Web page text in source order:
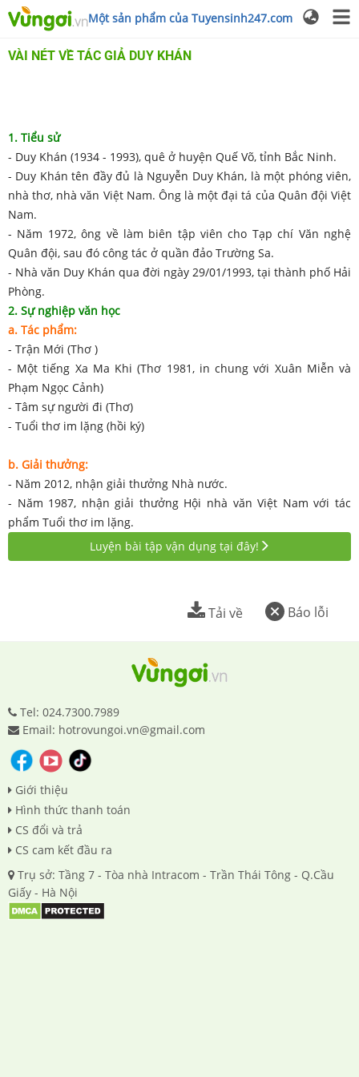
Một sản phẩm của Tuyensinh247.com
VÀI NÉT VỀ TÁC GIẢ DUY KHÁN
1. Tiểu sử
- Duy Khán (1934 - 1993), quê ở huyện Quế Võ, tỉnh Bắc Ninh.
- Duy Khán tên đầy đủ là Nguyễn Duy Khán, là một phóng viên,
nhà thơ, nhà văn Việt Nam. Ông là một đại tá của Quân đội Việt
Nam.
- Năm 1972, ông về làm biên tập viên cho Tạp chí Văn nghệ
Quân đội, sau đó công tác ở quần đảo Trường Sa.
- Nhà văn Duy Khán qua đời ngày 29/01/1993, tại thành phố Hải
Phòng.
2. Sự nghiệp văn học
a. Tác phẩm:
- Trận Mới (Thơ )
- Một tiếng Xa Ma Khi (Thơ 1981, in chung với Xuân Miễn và
Phạm Ngọc Cảnh)
- Tâm sự người đi (Thơ)
- Tuổi thơ im lặng (hồi ký)
b. Giải thưởng:
- Năm 2012, nhận giải thưởng Nhà nước.
- Năm 1987, nhận giải thưởng Hội nhà văn Việt Nam với tác
phẩm Tuổi thơ im lặng.
Luyện bài tập vận dụng tại đây!
Báo lỗi
Tải về
Tel: 024.7300.7989
Email: hotrovungoi.vn@gmail.com
Giới thiệu
Hình thức thanh toán
CS đổi và trả
CS cam kết đầu ra
Trụ sở: Tầng 7 - Tòa nhà Intracom - Trần Thái Tông - Q.Cầu
Giấy - Hà Nội